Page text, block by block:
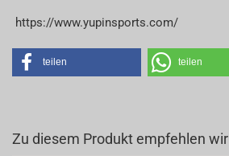
https://www.yupinsports.com/
teilen teilen
Zu diesem Produkt empfehlen